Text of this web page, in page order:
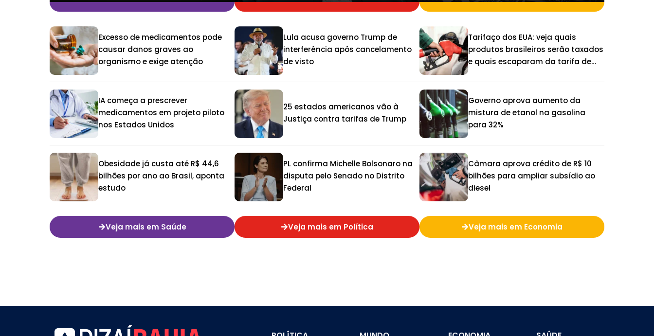
Excesso de medicamentos pode
causar danos graves ao
organismo e exige atenção
IA começa a prescrever
medicamentos em projeto piloto
nos Estados Unidos
Obesidade já custa até R$ 44,6
bilhões por ano ao Brasil, aponta
estudo
Veja mais em Saúde
Lula acusa governo Trump de
interferência após cancelamento
de visto
25 estados americanos vão à
Justiça contra tarifas de Trump
PL confirma Michelle Bolsonaro na
disputa pelo Senado no Distrito
Federal
Veja mais em Política
Tarifaço dos EUA: veja quais
produtos brasileiros serão taxados
e quais escaparam da tarifa de
Governo aprova aumento da
mistura de etanol na gasolina
para 32%
Câmara aprova crédito de R$ 10
bilhões para ampliar subsídio ao
diesel
Veja mais em Economia